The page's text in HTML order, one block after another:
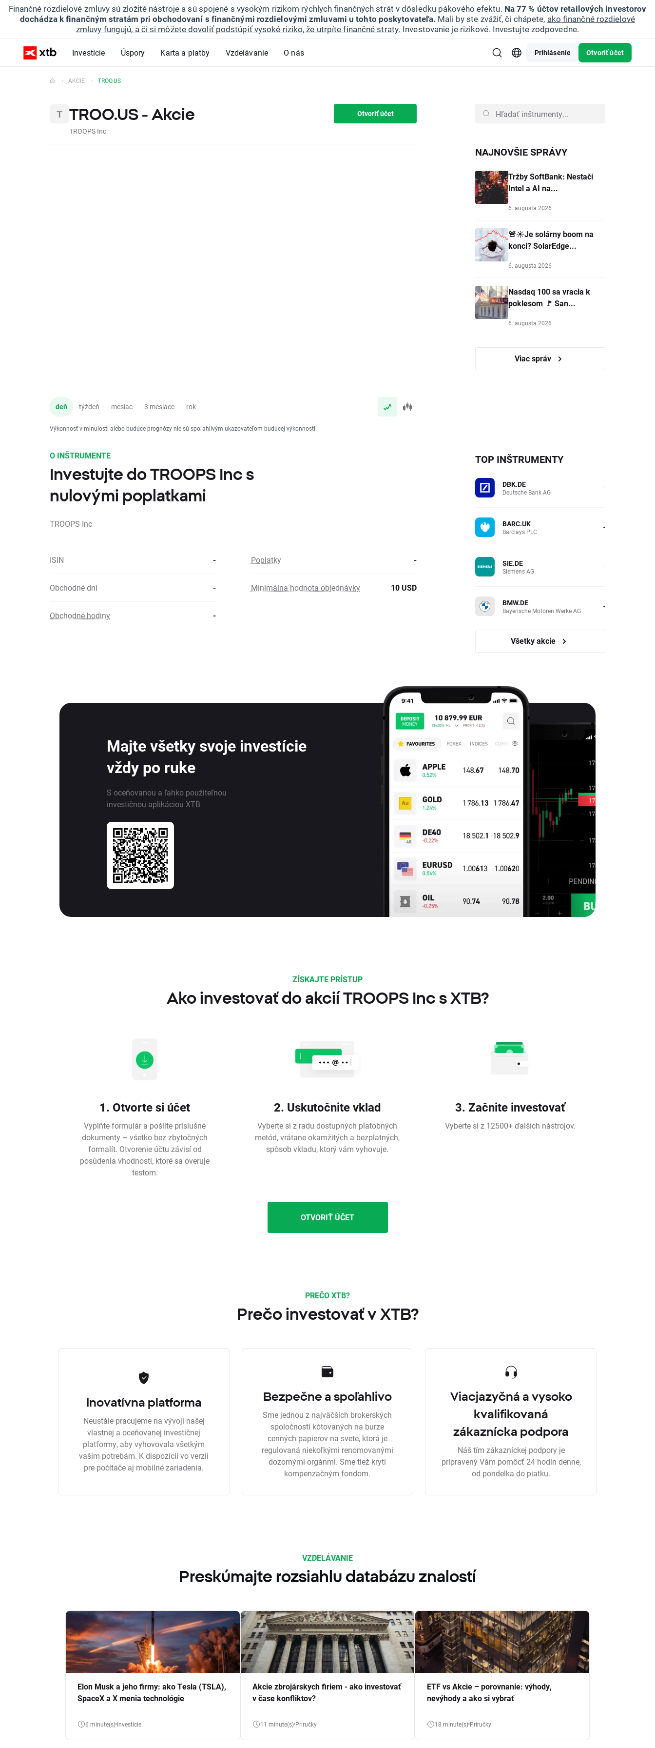
Finančné rozdielové zmluvy sú zložité nástroje a sú spojené s vysokým rizikom rýchlych finančných strát v dôsledku pákového efektu. Na 77 % účtov retailových investorov
dochádza k finančným stratám pri obchodovaní s finančnými rozdielovými zmluvami u tohto poskytovateľa. Mali by ste zvážiť, či chápete, ako finančné rozdielové
zmluvy fungujú, a či si môžete dovoliť podstúpiť vysoké riziko, že utrpíte finančné straty. Investovanie je rizikové. Investujte zodpovedne.
Investície Úspory Karta a platby Vzdelávanie O nás Prihlásenie Otvoriť účet
AKCIE TROO.US
TROO.US - Akcie
TROOPS Inc
Otvoriť účet
deň týždeň mesiac 3 mesiace rok
Výkonnosť v minulosti alebo budúce prognózy nie sú spoľahlivým ukazovateľom budúcej výkonnosti.
NAJNOVŠIE SPRÁVY
Tržby SoftBank: Nestačí
Intel a AI na...
6. augusta 2026
🚨☀️Je solárny boom na
konci? SolarEdge...
6. augusta 2026
Nasdaq 100 sa vracia k
poklesom 🚩 San...
6. augusta 2026
Viac správ
O INŠTRUMENTE
Investujte do TROOPS Inc s
nulovými poplatkami
TROOPS Inc
ISIN - Poplatky -
Obchodné dni - Minimálna hodnota objednávky 10 USD
Obchodné hodiny -
TOP INŠTRUMENTY
DBK.DE
Deutsche Bank AG -
BARC.UK
Barclays PLC -
SIE.DE
Siemens AG -
BMW.DE
Bayerische Motoren Werke AG -
Všetky akcie
Majte všetky svoje investície
vždy po ruke
S oceňovanou a ľahko použiteľnou
investičnou aplikáciou XTB
ZÍSKAJTE PRÍSTUP
Ako investovať do akcií TROOPS Inc s XTB?
1. Otvorte si účet
Vyplňte formulár a pošlite príslušné
dokumenty – všetko bez zbytočných
formalít. Otvorenie účtu závisí od
posúdenia vhodnosti, ktoré sa overuje
testom.
2. Uskutočnite vklad
Vyberte si z radu dostupných platobných
metód, vrátane okamžitých a bezplatných,
spôsob vkladu, ktorý vám vyhovuje.
3. Začnite investovať
Vyberte si z 12500+ ďalších nástrojov.
OTVORIŤ ÚČET
PREČO XTB?
Prečo investovať v XTB?
Inovatívna platforma
Neustále pracujeme na vývoji našej
vlastnej a oceňovanej investičnej
platformy, aby vyhovovala všetkým
vašim potrebám. K dispozícii vo verzii
pre počítače aj mobilné zariadenia.
Bezpečne a spoľahlivo
Sme jednou z najväčších brokerských
spoločností kótovaných na burze
cenných papierov na svete, ktorá je
regulovaná niekoľkými renomovanými
dozornými orgánmi. Sme tiež krytí
kompenzačným fondom.
Viacjazyčná a vysoko
kvalifikovaná
zákaznícka podpora
Náš tím zákazníckej podpory je
pripravený Vám pomôcť 24 hodín denne,
od pondelka do piatku.
VZDELÁVANIE
Preskúmajte rozsiahlu databázu znalostí
Elon Musk a jeho firmy: ako Tesla (TSLA),
SpaceX a X menia technológie
6 minute(s) Investície
Akcie zbrojárskych firiem - ako investovať
v čase konfliktov?
11 minute(s) Príručky
ETF vs Akcie – porovnanie: výhody,
nevýhody a ako si vybrať
18 minute(s) Príručky